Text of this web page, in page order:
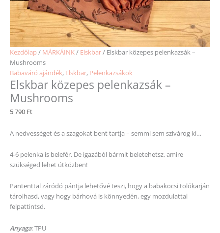
Kezdőlap / MÁRKÁINK/ Elskbar/ Elskbar közepes pelenkazsák –
Mushrooms
Babaváró ajándék, Elskbar, Pelenkazsákok
Elskbar közepes pelenkazsák –
Mushrooms
5 790 Ft
A nedvességet és a szagokat bent tartja – semmi sem szivárog ki…
4-6 pelenka is belefér. De igazából bármit beletehetsz, amire
szükséged lehet útközben!
Pantenttal záródó pántja lehetővé teszi, hogy a babakocsi tolókarján
tárolhasd, vagy hogy bárhová is könnyedén, egy mozdulattal
felpattintsd.
Anyaga: TPU